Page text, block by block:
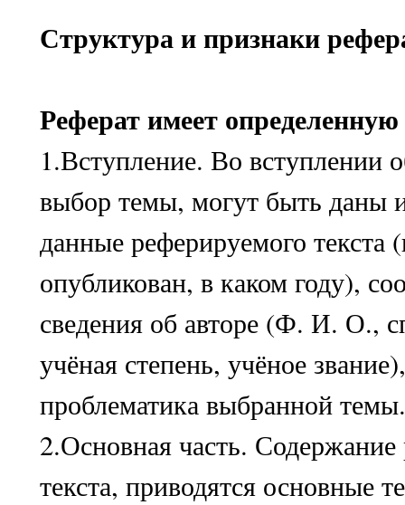
Структура и признаки
Реферат имеет
1.Вступление. Во вступлении
выбор темы, могут быть даны
данные реферируемого текста
опубликован, в каком году),
сведения об авторе (Ф. И. О.,
учёная степень, учёное
проблематика выбранной темы.
2.Основная часть.
текста, приводятся основные